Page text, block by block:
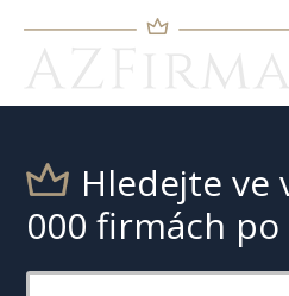
Hledejte ve
000 firmách po